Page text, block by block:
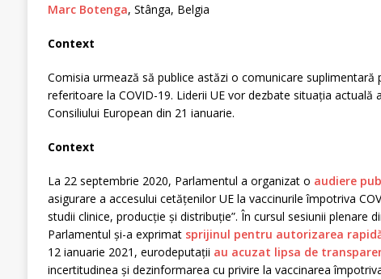
Marc Botenga, Stânga, Belgia
Context
Comisia urmează să publice astăzi o comunicare suplimentară
referitoare la COVID-19. Liderii UE vor dezbate situația actuală
Consiliului European din 21 ianuarie.
Context
La 22 septembrie 2020, Parlamentul a organizat o audiere
asigurare a accesului cetățenilor UE la vaccinurile împotriva
studii clinice, producție și distribuție”. În cursul sesiunii plenare
Parlamentul și-a exprimat sprijinul pentru autorizarea
12 ianuarie 2021, eurodeputații au acuzat lipsa de
incertitudinea și dezinformarea cu privire la vaccinarea